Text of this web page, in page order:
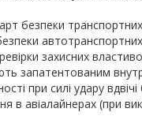
безпеки
захисних
запатентованим
при силі удару
в авіалайнерах (при